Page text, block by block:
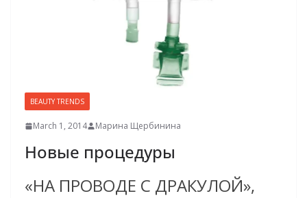
BEAUTY TRENDS
March 1, 2014 Марина Щербинина
Новые процедуры
«НА ПРОВОДЕ С ДРАКУЛОЙ»,